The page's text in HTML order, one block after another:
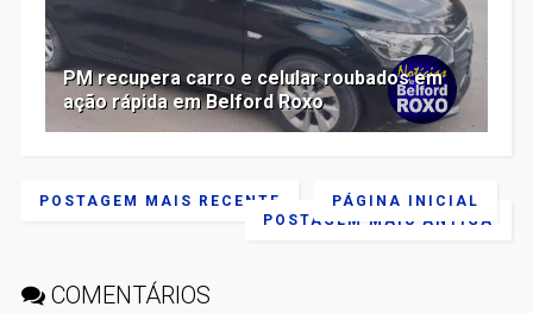
PM recupera carro e celular roubados em
ação rápida em Belford Roxo
POSTAGEM MAIS RECENTE
POSTAGEM MAIS ANTIGA
PÁGINA INICIAL
COMENTÁRIOS